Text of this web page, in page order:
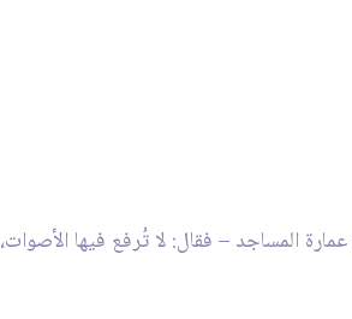
المساجد – فقال: لا تُرفع فيها